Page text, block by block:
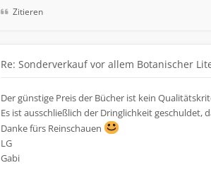
Zitieren
Re: Sonderverkauf vor allem Botanischer
Der günstige Preis der Bücher ist kein
Es ist ausschließlich der Dringlichkeit geschuldet,
Danke fürs Reinschauen
LG
Gabi